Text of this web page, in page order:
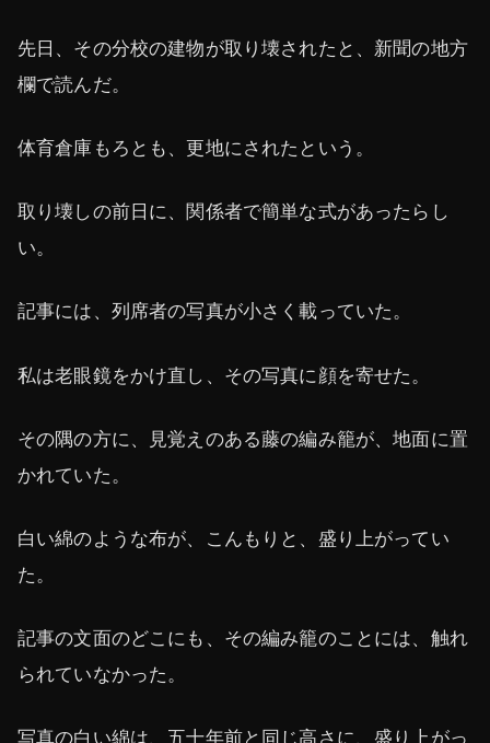
先日、その分校の建物が取り壊されたと、新聞の地方
欄で読んだ。
体育倉庫もろとも、更地にされたという。
取り壊しの前日に、関係者で簡単な式があったらし
い。
記事には、列席者の写真が小さく載っていた。
私は老眼鏡をかけ直し、その写真に顔を寄せた。
その隅の方に、見覚えのある藤の編み籠が、地面に置
かれていた。
白い綿のような布が、こんもりと、盛り上がってい
た。
記事の文面のどこにも、その編み籠のことには、触れ
られていなかった。
写真の白い綿は、五十年前と同じ高さに、盛り上がっ